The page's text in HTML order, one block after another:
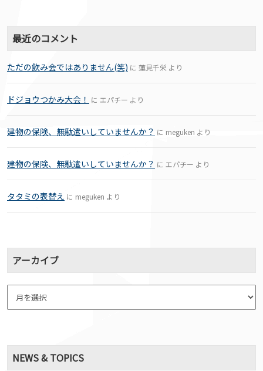
最近のコメント
ただの飲み会ではありません(笑) に 蓮見千栄 より
ドジョウつかみ大会！ に エパチー より
建物の保険、無駄遣いしていませんか？ に meguken より
建物の保険、無駄遣いしていませんか？ に エパチー より
タタミの表替え に meguken より
アーカイブ
NEWS & TOPICS